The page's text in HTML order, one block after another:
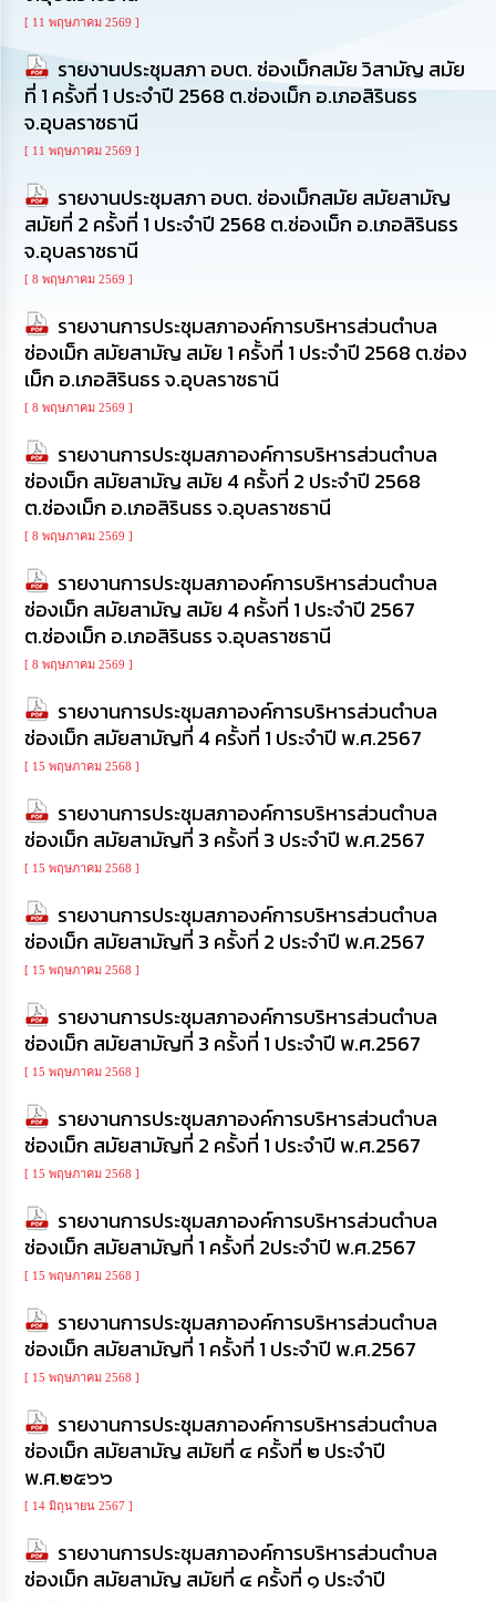
งบ
ประมาณ
ปี
การ
บริหาร
และ
พัฒนา
ทรัพยากร
บุคคล
การ
ซื้อ
จัด
จ้าง
การ
เงิน
การ
คลัง
แผนการ
การ
ทุจริต
การ
ดำเนิน
การ
เพื่อ
ป้องกัน
การ
ทุจริต
มาตรการ
ภายใน
ป้องกัน
ทุจริต
การ
เสริม
ความ
โปร่งใส
ท้อง
ถิ่น
ของ
เรา
ข้อมูล
การ
ติดต่อ
[ 11 พฤษภาคม 2569 ]
รายงานประชุมสภา อบต. ช่องเม็กสมัย วิสามัญ สมัย
ที่ 1 ครั้งที่ 1 ประจำปี 2568 ต.ช่องเม็ก อ.เภอสิรินธร
จ.อุบลราชธานี
[ 11 พฤษภาคม 2569 ]
รายงานประชุมสภา อบต. ช่องเม็กสมัย สมัยสามัญ
สมัยที่ 2 ครั้งที่ 1 ประจำปี 2568 ต.ช่องเม็ก อ.เภอสิรินธร
จ.อุบลราชธานี
[ 8 พฤษภาคม 2569 ]
รายงานการประชุมสภาองค์การบริหารส่วนตำบล
ช่องเม็ก สมัยสามัญ สมัย 1 ครั้งที่ 1 ประจำปี 2568 ต.ช่อง
เม็ก อ.เภอสิรินธร จ.อุบลราชธานี
[ 8 พฤษภาคม 2569 ]
รายงานการประชุมสภาองค์การบริหารส่วนตำบล
ช่องเม็ก สมัยสามัญ สมัย 4 ครั้งที่ 2 ประจำปี 2568
ต.ช่องเม็ก อ.เภอสิรินธร จ.อุบลราชธานี
[ 8 พฤษภาคม 2569 ]
รายงานการประชุมสภาองค์การบริหารส่วนตำบล
ช่องเม็ก สมัยสามัญ สมัย 4 ครั้งที่ 1 ประจำปี 2567
ต.ช่องเม็ก อ.เภอสิรินธร จ.อุบลราชธานี
[ 8 พฤษภาคม 2569 ]
รายงานการประชุมสภาองค์การบริหารส่วนตำบล
ช่องเม็ก สมัยสามัญที่ 4 ครั้งที่ 1 ประจำปี พ.ศ.2567
[ 15 พฤษภาคม 2568 ]
รายงานการประชุมสภาองค์การบริหารส่วนตำบล
ช่องเม็ก สมัยสามัญที่ 3 ครั้งที่ 3 ประจำปี พ.ศ.2567
[ 15 พฤษภาคม 2568 ]
รายงานการประชุมสภาองค์การบริหารส่วนตำบล
ช่องเม็ก สมัยสามัญที่ 3 ครั้งที่ 2 ประจำปี พ.ศ.2567
[ 15 พฤษภาคม 2568 ]
รายงานการประชุมสภาองค์การบริหารส่วนตำบล
ช่องเม็ก สมัยสามัญที่ 3 ครั้งที่ 1 ประจำปี พ.ศ.2567
[ 15 พฤษภาคม 2568 ]
รายงานการประชุมสภาองค์การบริหารส่วนตำบล
ช่องเม็ก สมัยสามัญที่ 2 ครั้งที่ 1 ประจำปี พ.ศ.2567
[ 15 พฤษภาคม 2568 ]
รายงานการประชุมสภาองค์การบริหารส่วนตำบล
ช่องเม็ก สมัยสามัญที่ 1 ครั้งที่ 2ประจำปี พ.ศ.2567
[ 15 พฤษภาคม 2568 ]
รายงานการประชุมสภาองค์การบริหารส่วนตำบล
ช่องเม็ก สมัยสามัญที่ 1 ครั้งที่ 1 ประจำปี พ.ศ.2567
[ 15 พฤษภาคม 2568 ]
รายงานการประชุมสภาองค์การบริหารส่วนตำบล
ช่องเม็ก สมัยสามัญ สมัยที่ ๔ ครั้งที่ ๒ ประจำปี
พ.ศ.๒๕๖๖
[ 14 มิถุนายน 2567 ]
รายงานการประชุมสภาองค์การบริหารส่วนตำบล
ช่องเม็ก สมัยสามัญ สมัยที่ ๔ ครั้งที่ ๑ ประจำปี